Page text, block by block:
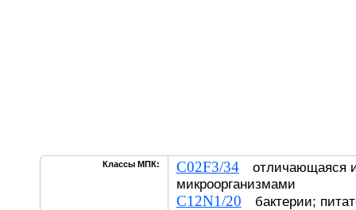
Классы МПК: C02F3/34отличающаяся
микроорганизмами
C12N1/20 бактерии;